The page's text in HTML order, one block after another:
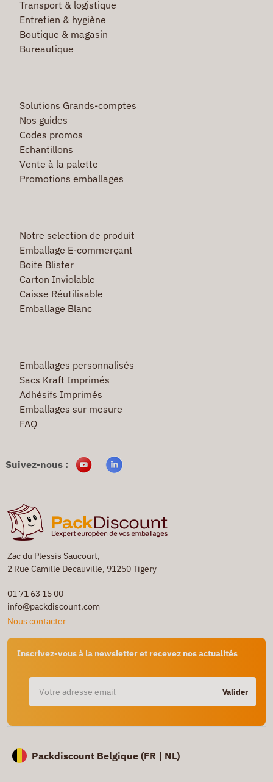
Zac du Plessis Saucourt,
2 Rue Camille Decauville, 91250 Tigery
01 71 63 15 00
info@packdiscount.com
Nous contacter
Inscrivez-vous à la newsletter et recevez nos actualités
Valider
Transport & logistique
Entretien & hygiène
Boutique & magasin
Bureautique
Solutions Grands-comptes
Nos guides
Codes promos
Echantillons
Vente à la palette
Promotions emballages
Notre selection de produit
Emballage E-commerçant
Boite Blister
Carton Inviolable
Caisse Réutilisable
Emballage Blanc
Emballages personnalisés
Sacs Kraft Imprimés
Adhésifs Imprimés
Emballages sur mesure
FAQ
Suivez-nous :
Packdiscount Belgique (FR | NL)